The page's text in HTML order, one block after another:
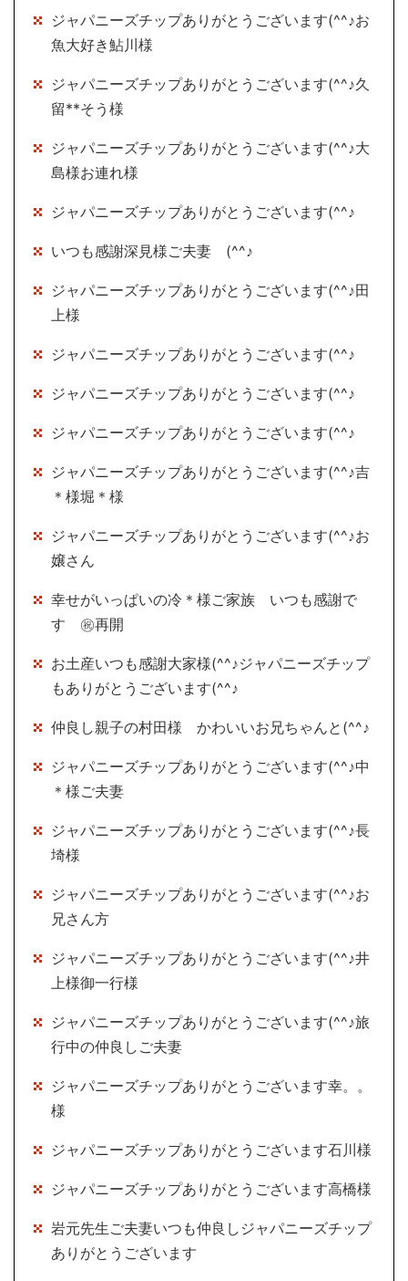
ジャパニーズチップありがとうございます(^^♪お
魚大好き鮎川様
ジャパニーズチップありがとうございます(^^♪久
留**そう様
ジャパニーズチップありがとうございます(^^♪大
島様お連れ様
ジャパニーズチップありがとうございます(^^♪
いつも感謝深見様ご夫妻 (^^♪
ジャパニーズチップありがとうございます(^^♪田
上様
ジャパニーズチップありがとうございます(^^♪
ジャパニーズチップありがとうございます(^^♪
ジャパニーズチップありがとうございます(^^♪
ジャパニーズチップありがとうございます(^^♪吉
＊様堀＊様
ジャパニーズチップありがとうございます(^^♪お
嬢さん
幸せがいっぱいの冷＊様ご家族 いつも感謝で
す ㊗再開
お土産いつも感謝大家様(^^♪ジャパニーズチップ
もありがとうございます(^^♪
仲良し親子の村田様 かわいいお兄ちゃんと(^^♪
ジャパニーズチップありがとうございます(^^♪中
＊様ご夫妻
ジャパニーズチップありがとうございます(^^♪長
埼様
ジャパニーズチップありがとうございます(^^♪お
兄さん方
ジャパニーズチップありがとうございます(^^♪井
上様御一行様
ジャパニーズチップありがとうございます(^^♪旅
行中の仲良しご夫妻
ジャパニーズチップありがとうございます幸。。
様
ジャパニーズチップありがとうございます石川様
ジャパニーズチップありがとうございます高橋様
岩元先生ご夫妻いつも仲良しジャパニーズチップ
ありがとうございます